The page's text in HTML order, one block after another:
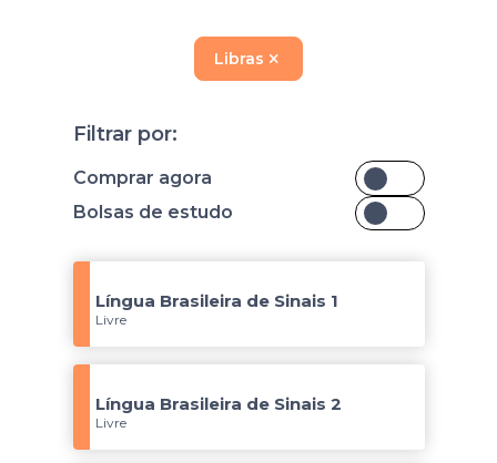
Libras
Filtrar por:
Comprar agora
Bolsas de estudo
Língua Brasileira de Sinais 1
Livre
Língua Brasileira de Sinais 2
Livre